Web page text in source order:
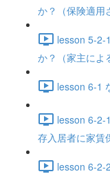
か？（保険適用
lesson 5-2-
か？（家主によ
lesson 6-1
lesson 6-2-
存入居者に家賃
lesson 6-2-